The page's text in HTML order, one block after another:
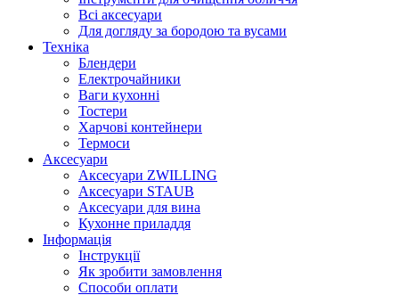
Всі аксесуари
Для догляду за бородою та вусами
Техніка
Блендери
Електрочайники
Ваги кухонні
Тостери
Харчові контейнери
Термоси
Аксесуари
Аксесуари ZWILLING
Аксесуари STAUB
Аксесуари для вина
Кухонне приладдя
Інформація
Інструкції
Як зробити замовлення
Способи оплати